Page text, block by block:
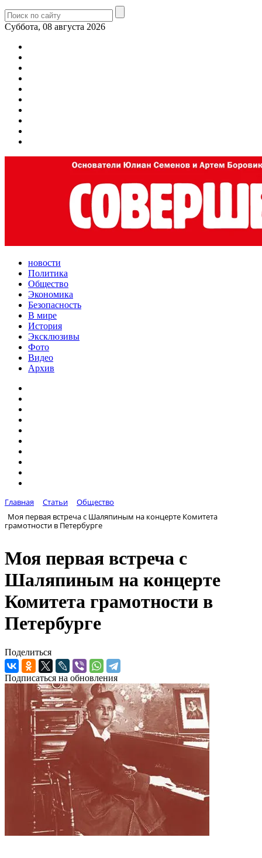
Суббота, 08 августа 2026
новости
Политика
Общество
Экономика
Безопасность
В мире
История
Эксклюзивы
Фото
Видео
Архив
Главная Статьи
Общество
Моя первая встреча с Шаляпиным на концерте Комитета
грамотности в Петербурге
Моя первая встреча с
Шаляпиным на концерте
Комитета грамотности в
Петербурге
Поделиться
Подписаться на обновления